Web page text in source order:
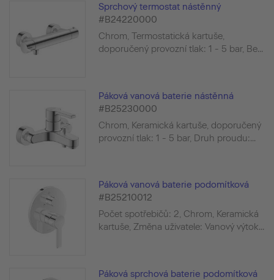
Sprchový termostat nástěnný
#B24220000
Chrom, Termostatická kartuše,
doporučený provozní tlak: 1 - 5 bar, Be...
Páková vanová baterie nástěnná
#B25230000
Chrom, Keramická kartuše, doporučený
provozní tlak: 1 - 5 bar, Druh proudu:...
Páková vanová baterie podomítková
#B25210012
Počet spotřebičů: 2, Chrom, Keramická
kartuše, Změna uživatele: Vanový výtok...
Páková sprchová baterie podomítková